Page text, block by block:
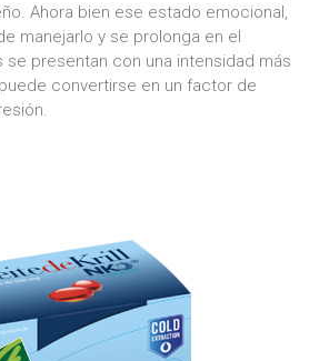
Ahora bien ese estado emocional,
manejarlo y se prolonga en el
presentan con una intensidad más
convertirse en un factor de